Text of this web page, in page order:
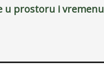
u prostoru i vremenu